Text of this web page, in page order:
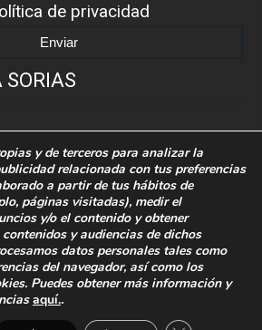
de privacidad
SORIAS
Politica de privacidad
Aaviso legal
Idimad.
y de terceros para analizar la
relacionada con tus preferencias
a partir de tus hábitos de
páginas visitadas), medir el
y/o el contenido y obtener
y audiencias de dichos
datos personales tales como
del navegador, así como los
Puedes obtener más información y
aquí..